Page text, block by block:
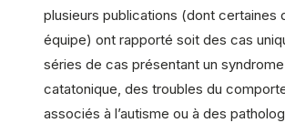
plusieurs publications (dont certaines
équipe) ont rapporté soit des cas
séries de cas présentant un syndrome
catatonique, des troubles du
associés à l’autisme ou à des